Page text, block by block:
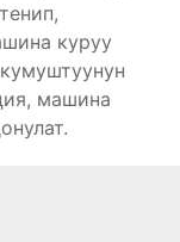
куруу
машина